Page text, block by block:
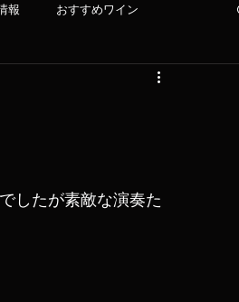
報 おすすめワイン
したが素敵な演奏た